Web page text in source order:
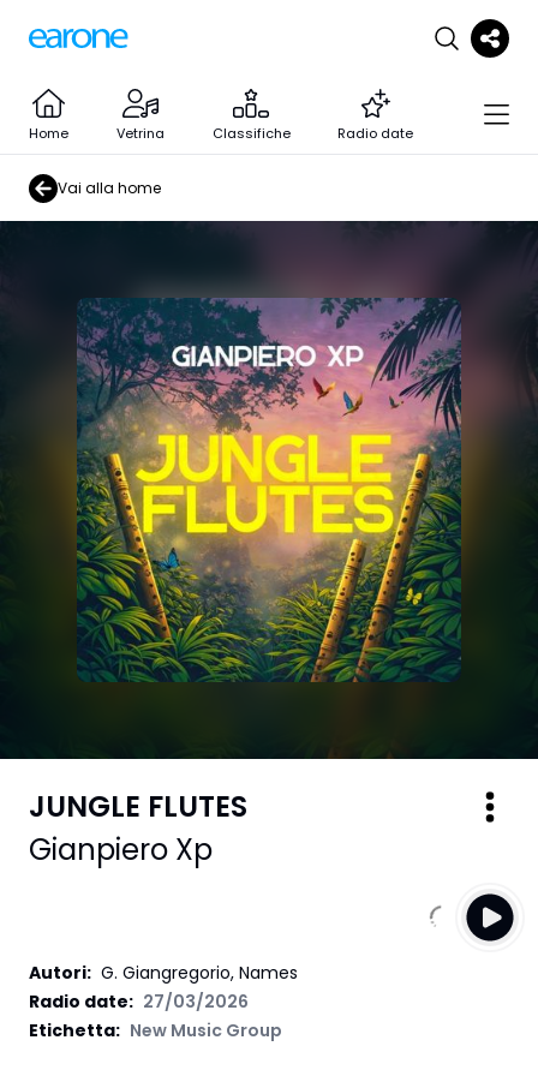
Home Vetrina Classifiche Radio date
Vai alla home
JUNGLE FLUTES
Gianpiero Xp
Autori: G. Giangregorio, Names
Radio date: 27/03/2026
Etichetta: New Music Group